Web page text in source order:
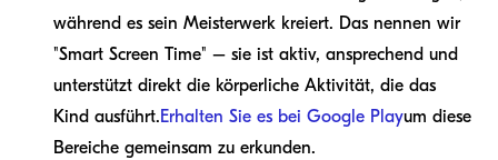
während es sein Meisterwerk kreiert. Das nennen wir
"Smart Screen Time" – sie ist aktiv, ansprechend und
unterstützt direkt die körperliche Aktivität, die das
Kind ausführt.Erhalten Sie es bei Google Playum diese
Bereiche gemeinsam zu erkunden.